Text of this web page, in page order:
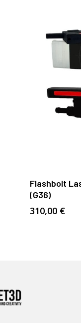
Flashbolt
(G36)
310,00 €